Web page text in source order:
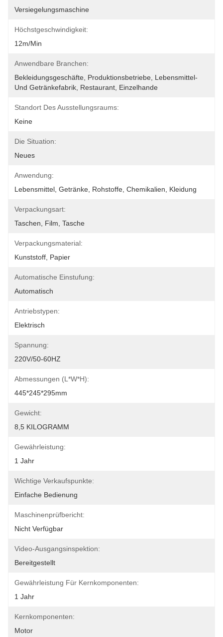
Versiegelungsmaschine
Höchstgeschwindigkeit:
12m/min
Anwendbare Branchen:
Bekleidungsgeschäfte, Produktionsbetriebe, Lebensmittel-
Und Getränkefabrik, Restaurant, Einzelhande
Standort Des Ausstellungsraums:
Keine
Die Situation:
Neues
Anwendung:
Lebensmittel, Getränke, Rohstoffe, Chemikalien, Kleidung
Verpackungsart:
Taschen, Film, Tasche
Verpackungsmaterial:
Kunststoff, Papier
Automatische Einstufung:
Automatisch
Antriebstypen:
Elektrisch
Spannung:
220V/50-60HZ
Abmessungen (L*W*H):
445*245*295mm
Gewicht:
8,5 KILOGRAMM
Gewährleistung:
1 Jahr
Wichtige Verkaufspunkte:
Einfache Bedienung
Maschinenprüfbericht:
Nicht Verfügbar
Video-Ausgangsinspektion:
Bereitgestellt
Gewährleistung Für Kernkomponenten:
1 Jahr
Kernkomponenten:
Motor